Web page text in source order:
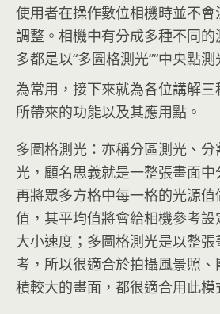
使用者在操作數位相機時並不
調整。相機中有分成多種不同
多都是以“多圖格測光”“中央點測
為常用，接下來就為各位講解三
所帶來的功能以及其應用點。
多圖格測光：亦稱分區測光、分
光，顧名思義就是一整張畫面中
再將眾多方格中每一格的光源
值，其平均值將會給相機參考
大小速度；多圖格測光是以整
考，所以很適合於拍攝風景照
積較大的畫面，都很適合用此模